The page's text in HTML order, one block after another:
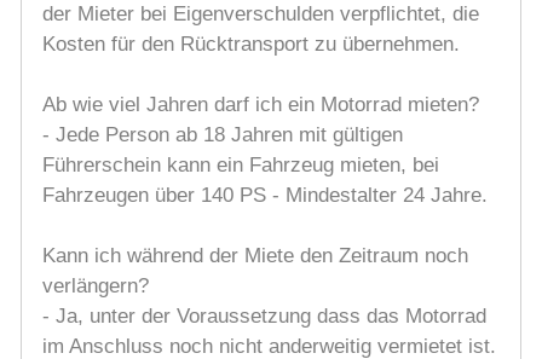
der Mieter bei Eigenverschulden verpflichtet, die
Kosten für den Rücktransport zu übernehmen.
Ab wie viel Jahren darf ich ein Motorrad mieten?
- Jede Person ab 18 Jahren mit gültigen
Führerschein kann ein Fahrzeug mieten, bei
Fahrzeugen über 140 PS - Mindestalter 24 Jahre.
Kann ich während der Miete den Zeitraum noch
verlängern?
- Ja, unter der Voraussetzung dass das Motorrad
im Anschluss noch nicht anderweitig vermietet ist.